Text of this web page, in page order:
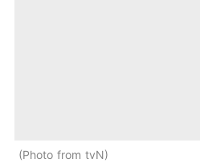
Photo from tvN